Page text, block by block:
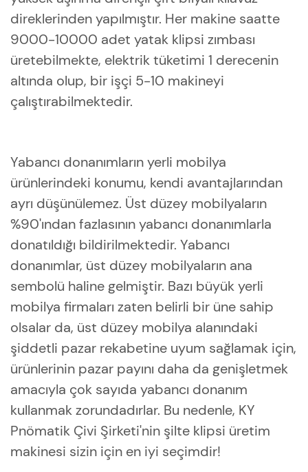
direklerinden yapılmıştır. Her makine saatte
9000-10000 adet yatak klipsi zımbası
üretebilmekte, elektrik tüketimi 1 derecenin
altında olup, bir işçi 5-10 makineyi
çalıştırabilmektedir.
Yabancı donanımların yerli mobilya
ürünlerindeki konumu, kendi avantajlarından
ayrı düşünülemez. Üst düzey mobilyaların
%90'ından fazlasının yabancı donanımlarla
donatıldığı bildirilmektedir. Yabancı
donanımlar, üst düzey mobilyaların ana
sembolü haline gelmiştir. Bazı büyük yerli
mobilya firmaları zaten belirli bir üne sahip
olsalar da, üst düzey mobilya alanındaki
şiddetli pazar rekabetine uyum sağlamak için,
ürünlerinin pazar payını daha da genişletmek
amacıyla çok sayıda yabancı donanım
kullanmak zorundadırlar. Bu nedenle, KY
Pnömatik Çivi Şirketi'nin şilte klipsi üretim
makinesi sizin için en iyi seçimdir!